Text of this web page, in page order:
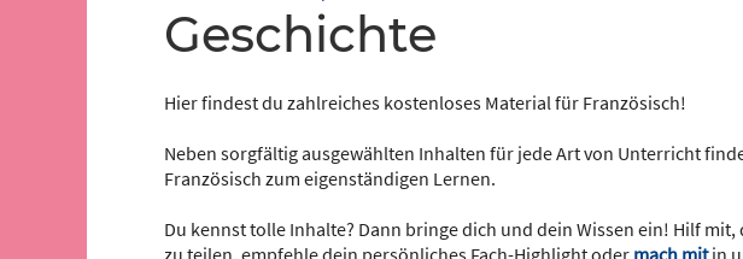
Geschichte
Hier findest du zahlreiches kostenloses Material für Französisch!
Neben sorgfältig ausgewählten Inhalten für jede Art von Unterricht
Französisch zum eigenständigen Lernen.
Du kennst tolle Inhalte? Dann bringe dich und dein Wissen ein! Hilf
zu teilen, empfehle dein persönliches Fach-Highlight oder mach mitin